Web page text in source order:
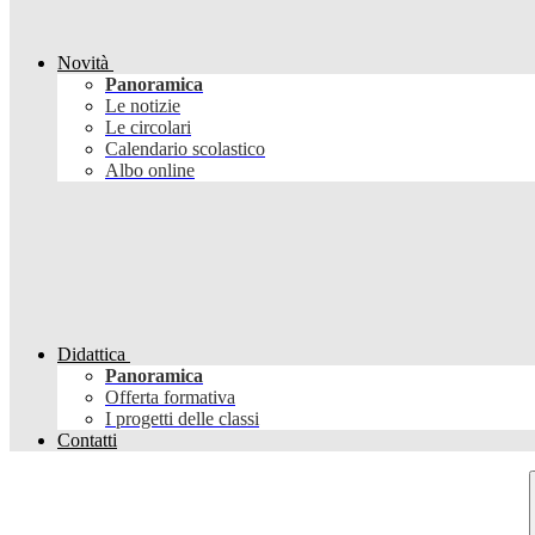
Novità
Panoramica
Le notizie
Le circolari
Calendario scolastico
Albo online
Didattica
Panoramica
Offerta formativa
I progetti delle classi
Contatti